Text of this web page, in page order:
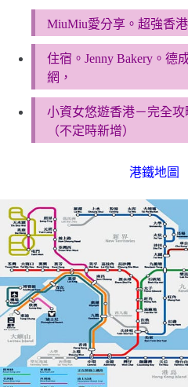
MiuMiu愛分享。超強香
住宿。Jenny Bakery。德
網，
小資女悠遊香港－完全
（不定時新增）
港鐵地圖